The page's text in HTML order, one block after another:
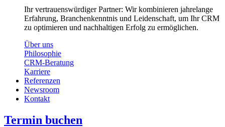
Ihr vertrauenswürdiger Partner: Wir kombinieren jahrelange
Erfahrung, Branchenkenntnis und Leidenschaft, um Ihr CRM
zu optimieren und nachhaltigen Erfolg zu ermöglichen.
Über uns
Philosophie
CRM-Beratung
Karriere
Referenzen
Newsroom
Kontakt
Termin buchen